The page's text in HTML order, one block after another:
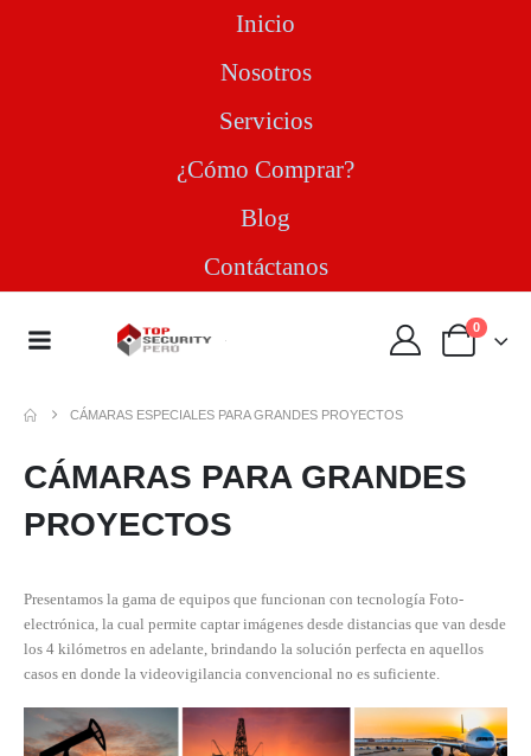
Inicio
Nosotros
Servicios
¿Cómo Comprar?
Blog
Contáctanos
0
CÁMARAS ESPECIALES PARA GRANDES PROYECTOS
CÁMARAS PARA GRANDES
PROYECTOS
Presentamos la gama de equipos que funcionan con tecnología Foto-
electrónica, la cual permite captar imágenes desde distancias que van desde
los 4 kilómetros en adelante, brindando la solución perfecta en aquellos
casos en donde la videovigilancia convencional no es suficiente.